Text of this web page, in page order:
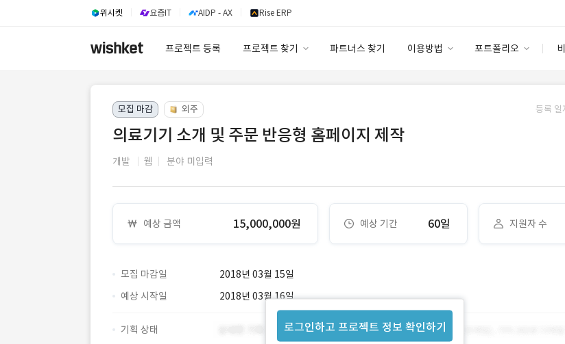
위시켓 요즘IT AIDP - AX Rise ERP
프로젝트 등록 프로젝트 찾기 파트너스 찾기 이용방법 포트폴리오
모집 마감 외주 등록 일
의료기기 소개 및 주문 반응형 홈페이지 제작
개발 웹 분야 미입력
예상 금액 15,000,000원 예상 기간 60일 지원자 수
모집 마감일 2018년 03월 15일
로그인하고 프로젝트 정보 확인하기
예상 시작일 2018년 03월 16일
기획 상태